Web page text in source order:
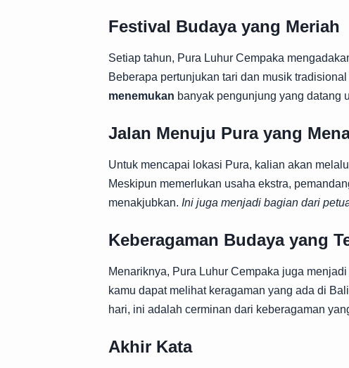
Festival Budaya yang Meriah
Setiap tahun, Pura Luhur Cempaka
Beberapa pertunjukan tari dan musik
menemukan banyak pengunjung yang datang
Jalan Menuju Pura yang
Untuk mencapai lokasi Pura, kalian akan
Meskipun memerlukan usaha ekstra,
menakjubkan. Ini juga menjadi bagian dari
Keberagaman Budaya yang
Menariknya, Pura Luhur Cempaka juga
kamu dapat melihat keragaman yang ada di
hari, ini adalah cerminan dari keberagaman
Akhir Kata